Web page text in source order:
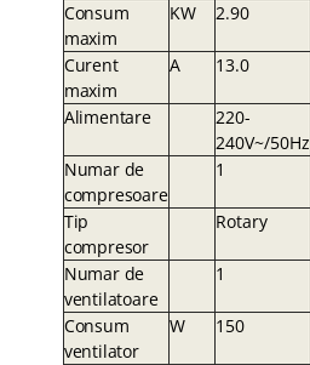
Consum
maxim
KW 2.90
Curent
maxim
A 13.0
Alimentare
220-
240V~/50Hz
Numar de
compresoare
1
Tip
compresor
Rotary
Numar de
ventilatoare
1
Consum
ventilator
W 150